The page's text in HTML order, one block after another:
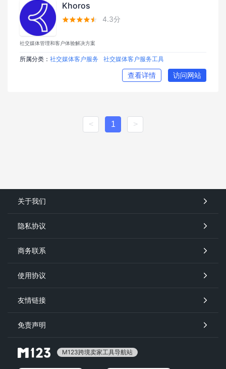
Khoros
 4.3分
社交媒体管理和客户体验解决方案
所属分类： 社交媒体客户服务 社交媒体客户服务工具
查看详情 访问网站
< 1 >
关于我们
隐私协议
商务联系
使用协议
友情链接
免责声明
M123跨境卖家工具导航站